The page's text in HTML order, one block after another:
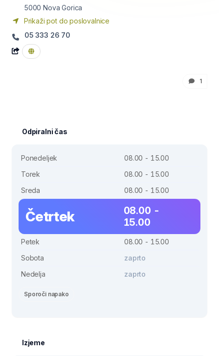
5000 Nova Gorica
Prikaži pot do poslovalnice
05 333 26 70
1
Odpiralni čas
Ponedeljek
08.00 - 15.00
Torek
08.00 - 15.00
Sreda
08.00 - 15.00
Četrtek
08.00 -
15.00
Petek
08.00 - 15.00
Sobota
zaprto
Nedelja
zaprto
Sporoči napako
Izjeme